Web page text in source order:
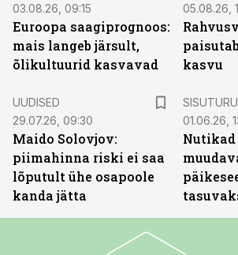
03.08.26, 09:15
Euroopa saagiprognoos:
mais langeb järsult,
õlikultuurid kasvavad
05.08.26,
kasvu
UUDISED
29.07.26, 09:30
Maido Solovjov:
piimahinna riski ei saa
lõputult ühe osapoole
kanda jätta
01.06.26,